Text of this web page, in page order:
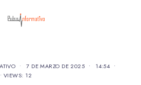
• 7 DE MARZO DE 2025 • 14:54 •
•VIEWS: 12